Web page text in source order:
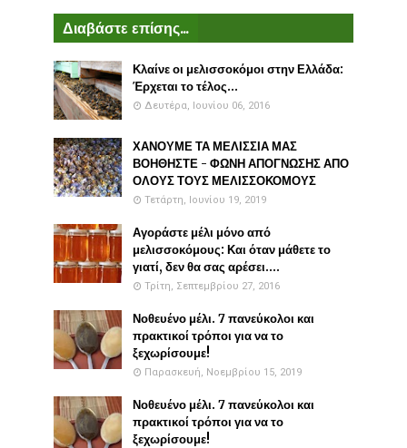
Διαβάστε επίσης...
Κλαίνε οι μελισσοκόμοι στην Ελλάδα:
Έρχεται το τέλος...
Δευτέρα, Ιουνίου 06, 2016
ΧΑΝΟΥΜΕ ΤΑ ΜΕΛΙΣΣΙΑ ΜΑΣ
ΒΟΗΘΗΣΤΕ - ΦΩΝΗ ΑΠΟΓΝΩΣΗΣ ΑΠΟ
ΟΛΟΥΣ ΤΟΥΣ ΜΕΛΙΣΣΟΚΟΜΟΥΣ
Τετάρτη, Ιουνίου 19, 2019
Αγοράστε μέλι μόνο από
μελισσοκόμους: Και όταν μάθετε το
γιατί, δεν θα σας αρέσει....
Τρίτη, Σεπτεμβρίου 27, 2016
Νοθευένο μέλι. 7 πανεύκολοι και
πρακτικοί τρόποι για να το
ξεχωρίσουμε!
Παρασκευή, Νοεμβρίου 15, 2019
Νοθευένο μέλι. 7 πανεύκολοι και
πρακτικοί τρόποι για να το
ξεχωρίσουμε!